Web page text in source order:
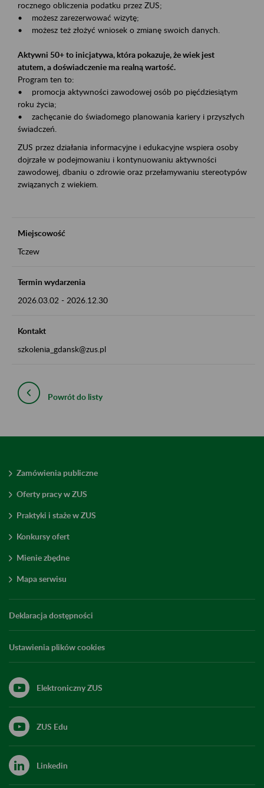
rocznego obliczenia podatku przez ZUS;
• możesz zarezerwować wizytę;
• możesz też złożyć wniosek o zmianę swoich danych.
Aktywni 50+ to inicjatywa, która pokazuje, że wiek jest
atutem, a doświadczenie ma realną wartość.
Program ten to:
• promocja aktywności zawodowej osób po pięćdziesiątym
roku życia;
• zachęcanie do świadomego planowania kariery i przyszłych
świadczeń.
ZUS przez działania informacyjne i edukacyjne wspiera osoby
dojrzałe w podejmowaniu i kontynuowaniu aktywności
zawodowej, dbaniu o zdrowie oraz przełamywaniu stereotypów
związanych z wiekiem.
Miejscowość
Tczew
Termin wydarzenia
2026.03.02 - 2026.12.30
Kontakt
szkolenia_gdansk@zus.pl
Powrót do listy
Zamówienia publiczne
Oferty pracy w ZUS
Praktyki i staże w ZUS
Konkursy ofert
Mienie zbędne
Mapa serwisu
Deklaracja dostępności
Ustawienia plików cookies
Elektroniczny ZUS
ZUS Edu
Linkedin